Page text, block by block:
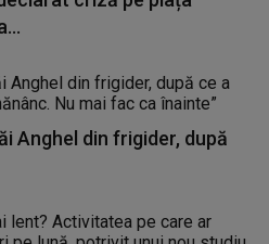
Anghel din frigider, după